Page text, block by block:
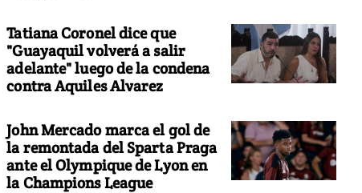
Tatiana Coronel dice que
"Guayaquil volverá a salir
adelante" luego de la condena
contra Aquiles Alvarez
John Mercado marca el gol de
la remontada del Sparta Praga
ante el Olympique de Lyon en
la Champions League